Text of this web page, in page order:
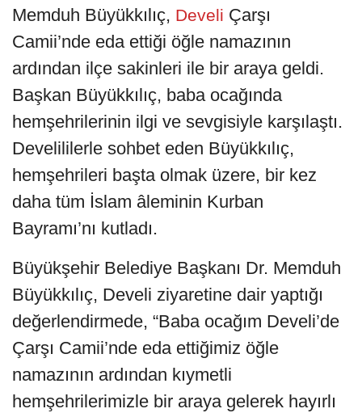
Memduh Büyükkılıç, Develi Çarşı
Camii’nde eda ettiği öğle namazının
ardından ilçe sakinleri ile bir araya geldi.
Başkan Büyükkılıç, baba ocağında
hemşehrilerinin ilgi ve sevgisiyle karşılaştı.
Develililerle sohbet eden Büyükkılıç,
hemşehrileri başta olmak üzere, bir kez
daha tüm İslam âleminin Kurban
Bayramı’nı kutladı.
Büyükşehir Belediye Başkanı Dr. Memduh
Büyükkılıç, Develi ziyaretine dair yaptığı
değerlendirmede, “Baba ocağım Develi’de
Çarşı Camii’nde eda ettiğimiz öğle
namazının ardından kıymetli
hemşehrilerimizle bir araya gelerek hayırlı